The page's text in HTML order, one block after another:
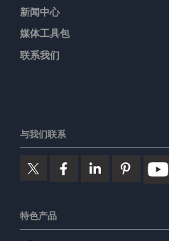
新闻中心
媒体工具包
联系我们
与我们联系
特色产品